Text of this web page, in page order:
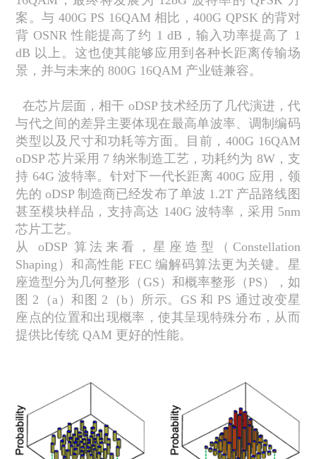
案。与 400G PS 16QAM相比，400G QPSK 的背对
背 OSNR性能提高了约 1 dB ，输入功率提高了 1
dB 以上。这也使其能够应用到各种长距离传输场
景，并与未来的 800G 16QAM 产业链兼容。
在芯片层面，相干 oDSP 技术经历了几代演进，代
与代之间的差异主要体现在最高单波率、调制编码
类型以及尺寸和功耗等方面。目前， 400G 16QAM
oDSP芯片采用 7 纳米制造工艺，功耗约为 8W，支
持 64G波特率。针对下一代长距离 400G 应用，领
先的 oDSP 制造商已经发布了单波 1.2T 产品路线图
甚至模块样品，支持高达 140G波特率，采用 5nm
芯片工艺。
从
oDSP 算法来看，星座造型（ Constellation
Shaping ）和高性能 FEC编解码算法更为关键。星
座造型分为几何整形（ GS ）和概率整形（PS ），如
图 2 （a ）和图 2 （b ）所示。 GS和 PS 通过改变星
座点的位置和出现概率，使其呈现特殊分布，从而
提供比传统 QAM 更好的性能。